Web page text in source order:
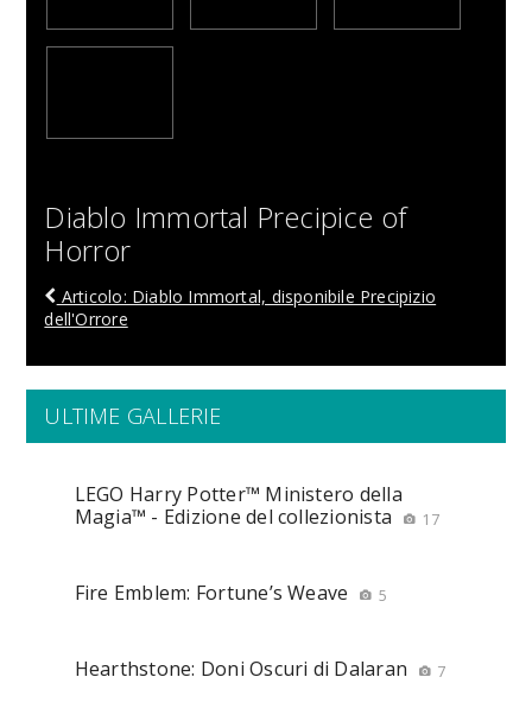
Diablo Immortal Precipice of
Horror
Articolo: Diablo Immortal, disponibile Precipizio
dell'Orrore
ULTIME GALLERIE
LEGO Harry Potter™ Ministero della
Magia™ - Edizione del collezionista
17
Fire Emblem: Fortune’s Weave 5
Hearthstone: Doni Oscuri di Dalaran 7